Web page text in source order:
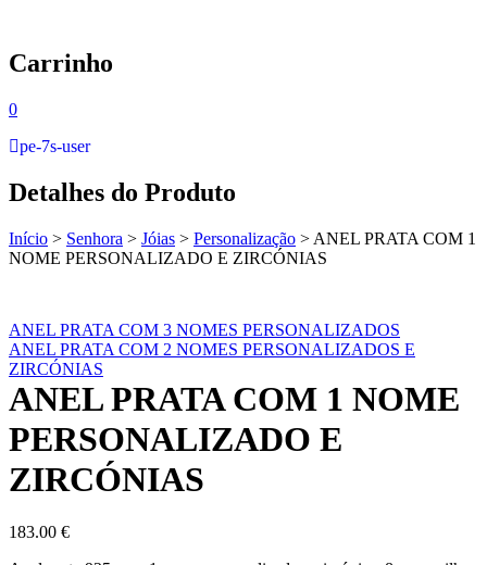
Carrinho
0
pe-7s-user
Detalhes do Produto
Início > Senhora > Jóias > Personalização > ANEL PRATA COM 1
NOME PERSONALIZADO E ZIRCÓNIAS
ANEL PRATA COM 3 NOMES PERSONALIZADOS
ANEL PRATA COM 2 NOMES PERSONALIZADOS E
ZIRCÓNIAS
ANEL PRATA COM 1 NOME
PERSONALIZADO E
ZIRCÓNIAS
183.00 €